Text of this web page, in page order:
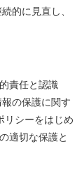
的に見直し、
責任と認識
の保護に関す
リシーをはじめ
適切な保護と